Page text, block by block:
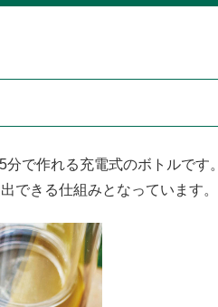
で作れる充電式のボトルです。
できる仕組みとなっています。